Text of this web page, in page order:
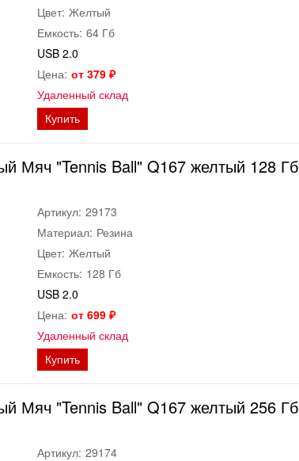
Цвет: Желтый
Емкость: 64 Гб
USB 2.0
Цена: от 379 ₽
Удаленный склад
Купить
Мяч "Tennis Ball" Q167 желтый 128 Гб
Артикул: 29173
Материал: Резина
Цвет: Желтый
Емкость: 128 Гб
USB 2.0
Цена: от 699 ₽
Удаленный склад
Купить
Мяч "Tennis Ball" Q167 желтый 256 Гб
Артикул: 29174